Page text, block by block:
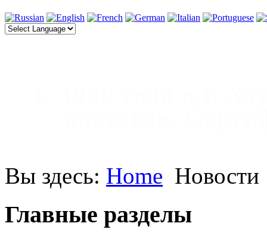
Вы здесь: Home Новости
Главные разделы